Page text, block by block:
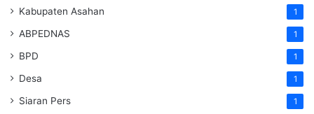
Kabupaten Asahan 1
ABPEDNAS 1
BPD 1
Desa 1
Siaran Pers 1